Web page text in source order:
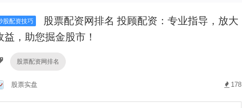
股配资技巧
股票配资网排名 投顾配资：专业指导，放大
益，助您掘金股市！
股票配资网排名
股票实盘 178